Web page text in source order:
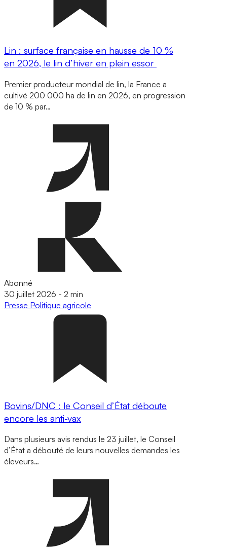
Lin : surface française en hausse de 10 %
en 2026, le lin d’hiver en plein essor
Premier producteur mondial de lin, la France a
cultivé 200 000 ha de lin en 2026, en progression
de 10 % par…
Abonné
30 juillet 2026 - 2 min
Presse Politique agricole
Bovins/DNC : le Conseil d’État déboute
encore les anti-vax
Dans plusieurs avis rendus le 23 juillet, le Conseil
d’État a débouté de leurs nouvelles demandes les
éleveurs…